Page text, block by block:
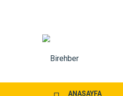
ANASAYFA